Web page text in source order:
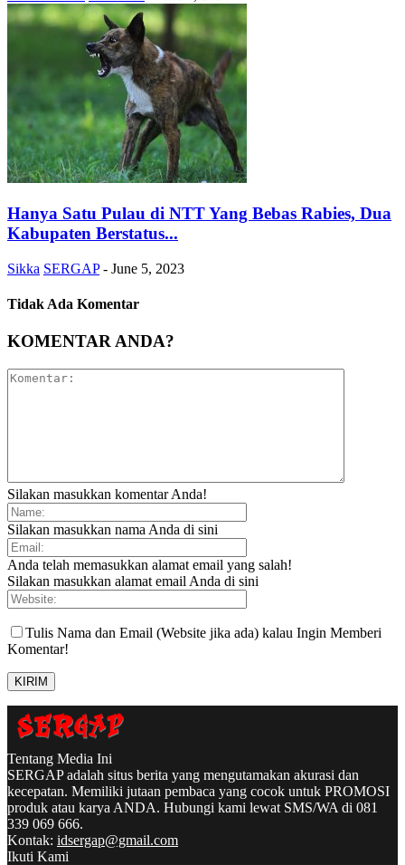
Hanya Satu Pulau di NTT Yang Bebas Rabies, Dua
Kabupaten Berstatus...
Sikka SERGAP - June 5, 2023
Tidak Ada Komentar
KOMENTAR ANDA?
Silakan masukkan komentar Anda!
Silakan masukkan nama Anda di sini
Anda telah memasukkan alamat email yang salah!
Silakan masukkan alamat email Anda di sini
Tulis Nama dan Email (Website jika ada) kalau Ingin Memberi
Komentar!
Tentang Media Ini
SERGAP adalah situs berita yang mengutamakan akurasi dan
kecepatan. Memiliki jutaan pembaca yang cocok untuk PROMOSI
produk atau karya ANDA. Hubungi kami lewat SMS/WA di 081
339 069 666.
Kontak: idsergap@gmail.com
Ikuti Kami